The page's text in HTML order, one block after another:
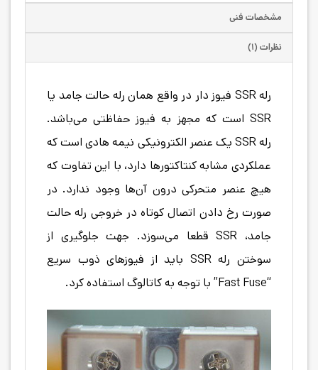
مشخصات فنی
نظرات (۱)
رله SSR فیوز دار در واقع همان رله حالت جامد یا
SSR است که مجهز به فیوز حفاظتی می‌باشد.
رله SSR یک عنصر الکترونیکی نیمه هادی است که
عملکردی مشابه کنتاکتورها دارد، با این تفاوت که
هیچ عنصر متحرکی درون آن‌ها وجود ندارد. در
صورت رخ دادن اتصال کوتاه در خروجی رله حالت
جامد، SSR قطعا می‌سوزد. جهت جلوگیری از
سوختن رله SSR باید از فیوزهای ذوب سریع
“Fast Fuse” با توجه به کاتالوگ استفاده کرد.